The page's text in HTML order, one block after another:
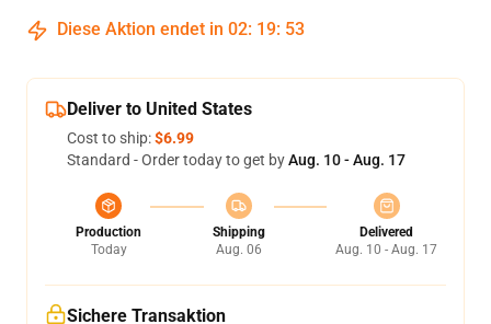
Diese Aktion endet in 02: 19: 52
Deliver to United States
Cost to ship:$6.99
Standard - Order today to get byAug. 10 - Aug. 17
Production
Today
Shipping
Aug. 06
Delivered
Aug. 10 - Aug. 17
Sichere Transaktion